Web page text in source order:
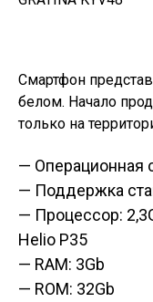
Смартфон
белом. Начало
только на
— Операционная
— Поддержка
— Процессор:
Helio P35
— RAM: 3Gb
— ROM: 32Gb